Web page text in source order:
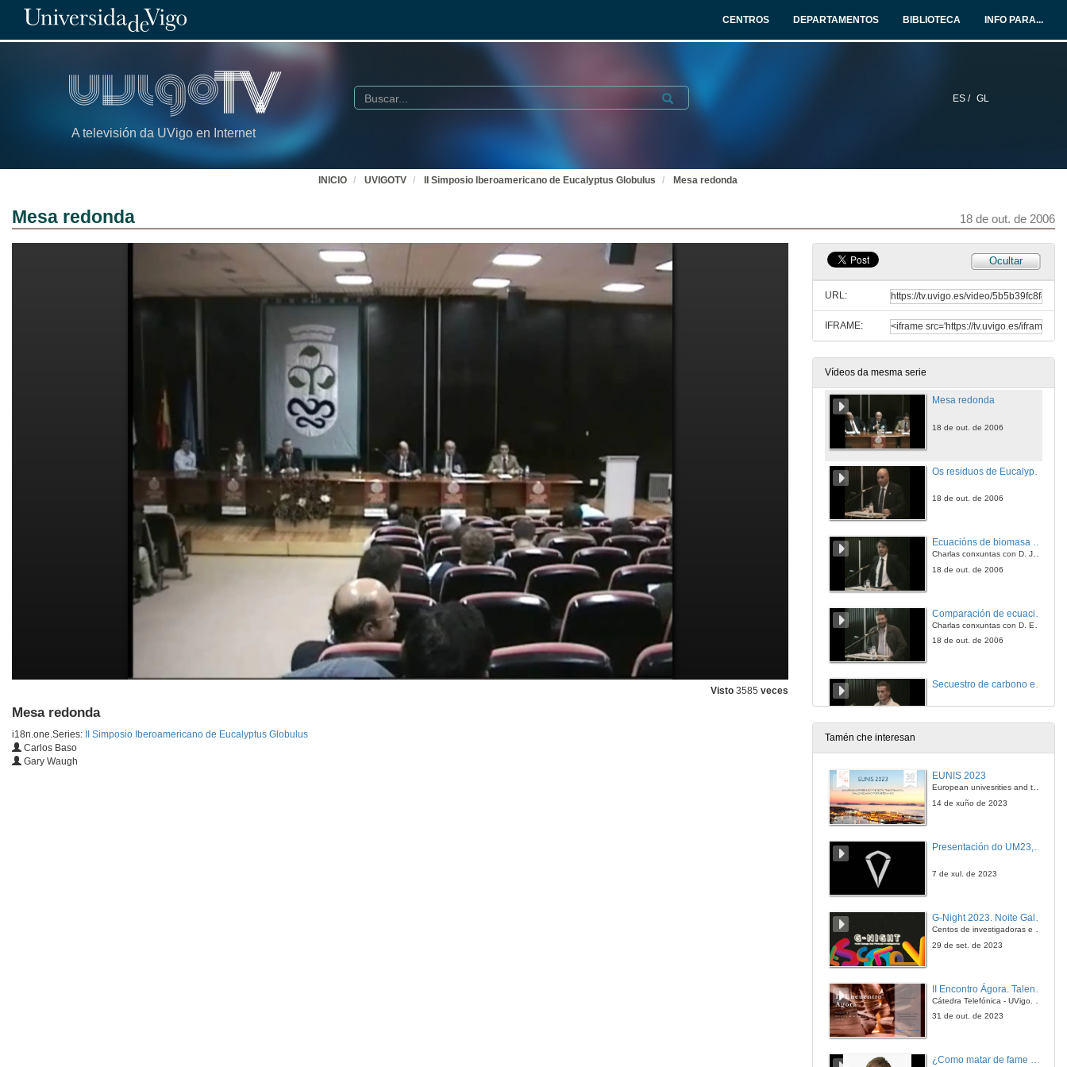
CENTROS DEPARTAMENTOS BIBLIOTECA INFO PARA...
A televisión da UVigo en Internet
ES / GL
Buscar Submit
INICIO UVIGOTV II Simposio Iberoamericano de Eucalyptus Globulus Mesa redonda
Mesa redonda 18 de out. de 2006
Visto 3585 veces
Mesa redonda
i18n.one.Series:
II Simposio Iberoamericano de Eucalyptus Globulus
Carlos Baso
Gary Waugh
Ocultar
URL:
IFRAME:
Vídeos da mesma serie
Mesa redonda
18 de out. de 2006
Caracterización da madeira de Eucalyptus globulus para uso estructural
Adaptación da Madeira de Eucalyptus globulus á normativa europea de durabilidade
18 de out. de 2006
Mesa redonda
18 de out. de 2006
18 de out. de 2006
Ecuacións de biomasa aérea e radical en Eucalyptus globulus en Galicia. Aplicación para a estimación do sumidoiro de carbono
Charlas conxuntas con D. Juan Picos
18 de out. de 2006
Charlas conxuntas con D. Enrique Valero
18 de out. de 2006
Secuestro de carbono en plantacións de Eucalyptus globulus establecidas en terrenos agrícolas no Norte de España
Avaliação do balanço de gases com efeito de estufa no sector do Eucalyptus globulus em Portugal
18 de out. de 2006
18 de out. de 2006
18 de out. de 2006
Tamén che interesan
EUNIS 2023
European univesrities and the digital transformation: challenges and opportunities ahead
14 de xuño de 2023
7 de xul. de 2023
G-Night 2023. Noite Galega das Persoas Investigadoras. Conciencias creativas
Centos de investigadoras e investigadores, decenas de actividades e sete cidades
29 de set. de 2023
Cátedra Telefónica - UVigo. Espazos de innovación
31 de out. de 2023
¿Como matar de fame as bacterias?